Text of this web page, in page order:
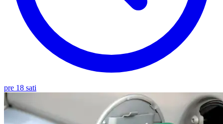
pre 18 sati